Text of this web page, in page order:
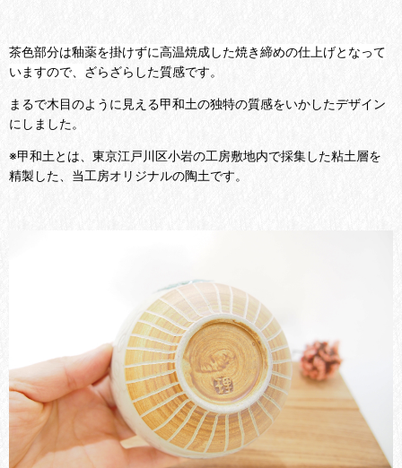
茶色部分は釉薬を掛けずに高温焼成した焼き締めの仕上げとなって
いますので、 ざらざらした質感です。
まるで木目のように見える甲和土の独特の質感をいかしたデザイン
にしました。
※甲和土とは、東京江戸川区小岩の工房敷地内で採集した粘土層を
精製した、当工房オリジナルの陶土です。